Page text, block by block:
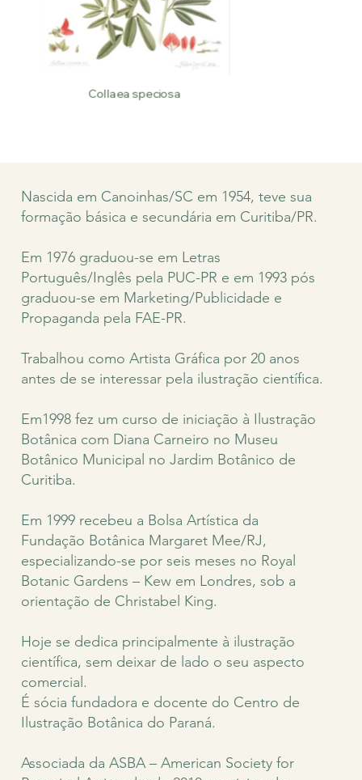
Collaea speciosa
Nascida em Canoinhas/SC em 1954, teve sua
formação básica e secundária em Curitiba/PR.
Em 1976 graduou-se em Letras
Português/Inglês pela PUC-PR e em 1993 pós
graduou-se em Marketing/Publicidade e
Propaganda pela FAE-PR.
Trabalhou como Artista Gráfica por 20 anos
antes de se interessar pela ilustração científica.
Em1998 fez um curso de iniciação à Ilustração
Botânica com Diana Carneiro no Museu
Botânico Municipal no Jardim Botânico de
Curitiba.
Em 1999 recebeu a Bolsa Artística da
Fundação Botânica Margaret Mee/RJ,
especializando-se por seis meses no Royal
Botanic Gardens – Kew em Londres, sob a
orientação de Christabel King.
Hoje se dedica principalmente à ilustração
científica, sem deixar de lado o seu aspecto
comercial.
É sócia fundadora e docente do Centro de
Ilustração Botânica do Paraná.
Associada da ASBA – American Society for